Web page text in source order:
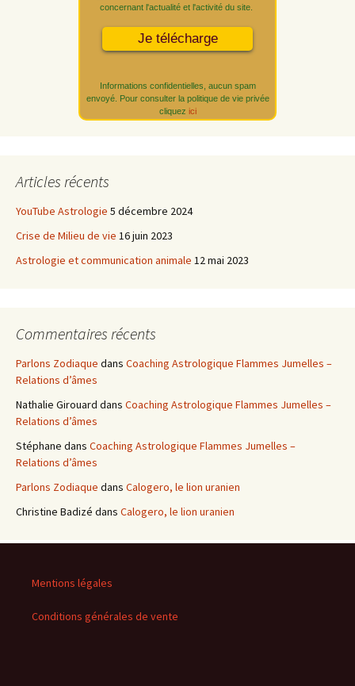
concernant l'actualité et l'activité du site.
Informations confidentielles, aucun spam
envoyé. Pour consulter la politique de vie privée
cliquez ici
Articles récents
YouTube Astrologie 5 décembre 2024
Crise de Milieu de vie 16 juin 2023
Astrologie et communication animale 12 mai 2023
Commentaires récents
Parlons Zodiaque dans Coaching Astrologique Flammes Jumelles –
Relations d’âmes
Nathalie Girouard dans Coaching Astrologique Flammes Jumelles –
Relations d’âmes
Stéphane dans Coaching Astrologique Flammes Jumelles –
Relations d’âmes
Parlons Zodiaque dans Calogero, le lion uranien
Christine Badizé dans Calogero, le lion uranien
Mentions légales
Conditions générales de vente